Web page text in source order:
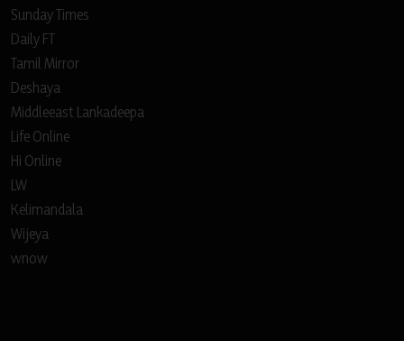
Sunday Times
Daily FT
Tamil Mirror
Deshaya
Middleeast Lankadeepa
Life Online
Hi Online
LW
Kelimandala
Wijeya
wnow